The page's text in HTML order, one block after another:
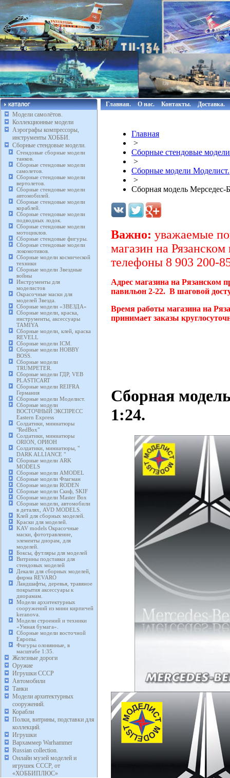
Модели самолётов.
Коллекционные модели
Аэрографы компрессоры,
инструменты ХОББИ.
Сборные стендовые модели.
Стендовые сборные модели
танков.
Сборные стендовые модели
самолетов.
Сборные стендовые модели
вертолетов.
Сборные стендовые модели
автомобилей.
Сборные стендовые модели
кораблей.
Сборные стендовые модели
подводных лодок.
Сборные стендовые модели
мотоциклов.
Сборные стендовые фигуры.
Сборные стендовые модели
локомотивов.
Сборные модели космической
техники
Сборные модели Звездные
войны
Инструменты для
моделистов
Окрасочные маски для
моделей Звезда.
Сборные модели «ЗВЕЗДА»
Сборные модели, краска,
инструменты, аксессуары
TAMIYA
Сборные модели, клей, краска
REVELL
Сборные модели ICM.
Сборные модели HOBBY
BOSS.
Сборные модели
TRUMPETER.
Сборные модели ГДР, VEB
PLASTICART
Сборные модели REIFRA
Германия
Сборные модели Моделист.
Сборные модели
ВОСТОЧНЫЙ ЭКСПРЕСС
Eastern Express
Солдатики, миниатюры
"RedBox"
Солдатики, миниатюры
ORION, ОРИОН
Солдатики, миниатюры, "
DARK ALLIANCE "
Сборные модели ARK
MODELS
Сборные модели AMODEL
Сборные модели Флагман
Сборные модели RODEN
Сборные модели Скиф, SKIF
Сборные модели Master Box
Сборные модели, автомобили
в деталях, AVD MODELS.
Клей для сборных моделей.
Краски для моделей.
KAV models Окрасочные
маски, фототравление,
элементы диорам, для
моделей.
Боксы, футляры для моделей
Витрины подставки для
стендовых моделей
Декали для сборных моделей,
фирма REVARO
Ландшафты, деревья, травяное
покрытия аксессуары к
диорамам.
Модели архитектурных
сооружений из мини кирпичей
keranova.
Модели строений и техники
«Умная бумага».
Сборные модели восточной
Европы.
Фигуры оловянные, в
масштабе 1:35.
Железные дороги
Оружие
Игрушки СССР
Автомобили
Танки
Модели архитектурных
сооружений.
Корабли
Полки, витрины, подставки для
коллекций.
Игрушки
Вархаммер Warhammer
Russian collection.
Онлайн музей моделей и
игрушек СССР, от
«ХОББИПЛЮС»
Главная. О нас. Контакты. Доставка.
Главная
>
Сборные стендовые
>
Сборные модели Моделист.
>
Сборная модель Мерседес-
Важно: уважаемые
магазин на
телефоны 8 903 200-
Адрес магазина на Рязанском
павильон 2-22. В шаговой
Время работы магазина на
принимает заказы
Сборная
1:24.